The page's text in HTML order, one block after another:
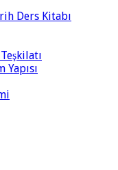
Ders Kitabı